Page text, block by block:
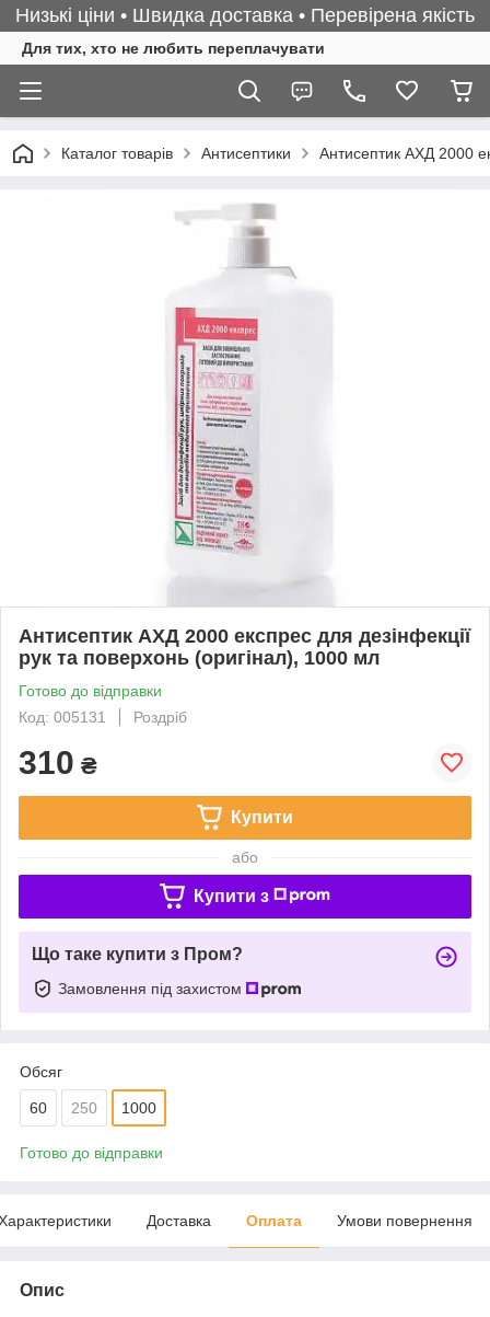
Низькі ціни • Швидка доставка • Перевірена якість
Для тих, хто не любить переплачувати
Каталог товарів Антисептики Антисептик АХД 2000
Антисептик АХД 2000 експрес для дезінфекції
рук та поверхонь (оригінал), 1000 мл
Готово до відправки
Код: 005131
Роздріб
310 ₴
Купити
або
Купити з
Що таке купити з Пром?
Замовлення під захистом
Обсяг
60 250 1000
Готово до відправки
Доставка Оплата Умови повернення
Опис